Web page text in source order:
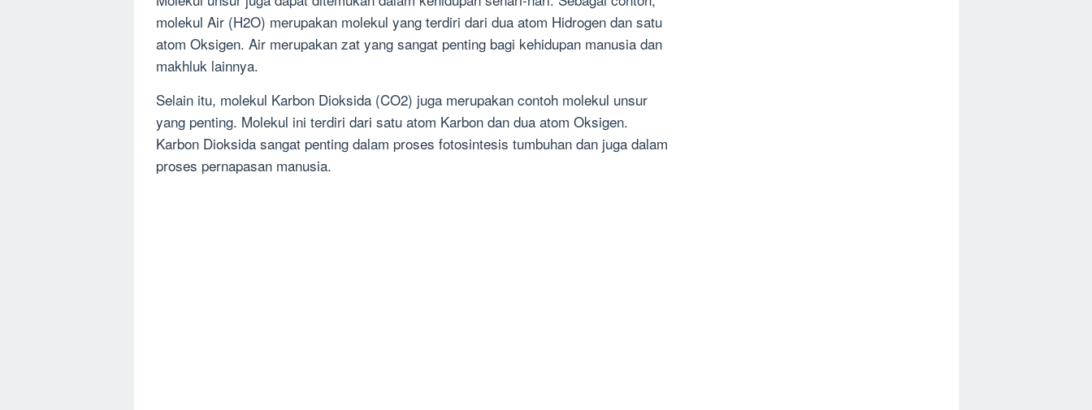
molekul Air (H2O) merupakan molekul yang terdiri dari dua atom Hidrogen dan satu
atom Oksigen. Air merupakan zat yang sangat penting bagi kehidupan manusia dan
makhluk lainnya.
Selain itu, molekul Karbon Dioksida (CO2) juga merupakan contoh molekul unsur
yang penting. Molekul ini terdiri dari satu atom Karbon dan dua atom Oksigen.
Karbon Dioksida sangat penting dalam proses fotosintesis tumbuhan dan juga dalam
proses pernapasan manusia.